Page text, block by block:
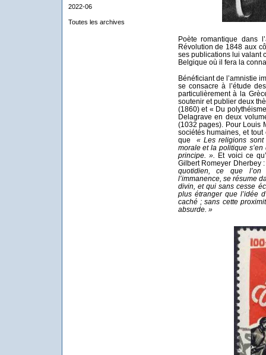
2022-06
Toutes les archives
Poète romantique dans
Révolution de 1848 aux
ses publications lui valant
Belgique où il fera la
Bénéficiant de l’amnistie
se consacre à l’étude
particulièrement à la
soutenir et publier deux
(1860) et « Du
Delagrave en deux
(1032 pages). Pour Louis
sociétés humaines, et
que « Les religions
morale et la politique
principe. ». Et voici ce
Gilbert Romeyer Dherbey
quotidien, ce que
l’immanence, se résume
divin, et qui sans cesse
plus étranger que l’idée
caché ; sans cette
absurde. »